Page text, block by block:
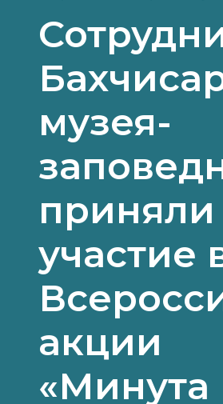
музея-
приняли
участие
акции
«Минута